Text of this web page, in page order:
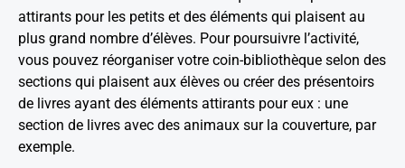
attirants pour les petits et des éléments qui plaisent au
plus grand nombre d’élèves. Pour poursuivre l’activité,
vous pouvez réorganiser votre coin-bibliothèque selon des
sections qui plaisent aux élèves ou créer des présentoirs
de livres ayant des éléments attirants pour eux : une
section de livres avec des animaux sur la couverture, par
exemple.